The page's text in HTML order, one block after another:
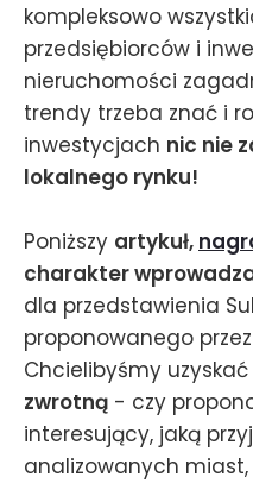
kompleksowo
przedsiębiorców i
nieruchomości
trendy trzeba znać i
inwestycjach nic nie
lokalnego rynku!
Poniższy artykuł,
charakter
dla przedstawienia
proponowanego
Chcielibyśmy
zwrotną - czy
interesujący, jaką
analizowanych